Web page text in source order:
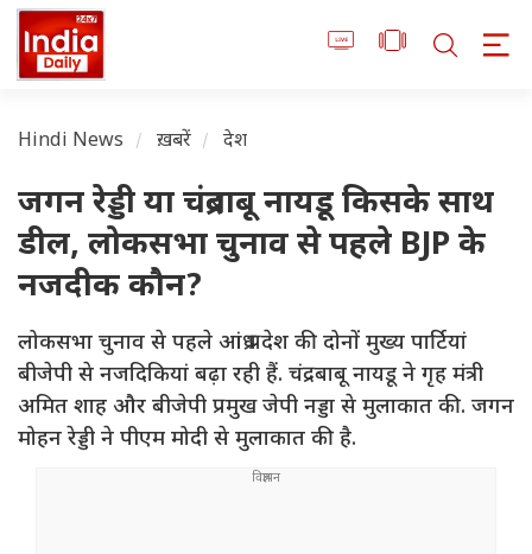
Hindi News ख़बरें देश
जगन रेड्डी या चंद्रबाबू नायडू किसके साथ
डील, लोकसभा चुनाव से पहले BJP के
नजदीक कौन?
लोकसभा चुनाव से पहले आंध्र प्रदेश की दोनों मुख्य पार्टियां
बीजेपी से नजदिकियां बढ़ा रही हैं. चंद्रबाबू नायडू ने गृह मंत्री
अमित शाह और बीजेपी प्रमुख जेपी नड्डा से मुलाकात की. जगन
मोहन रेड्डी ने पीएम मोदी से मुलाकात की है.